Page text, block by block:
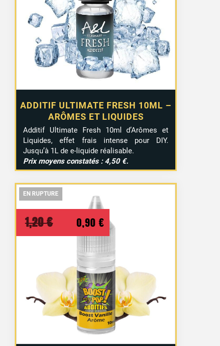
ADDITIF ULTIMATE FRESH 10ML –
ARÔMES ET LIQUIDES
Additif Ultimate Fresh 10ml d’Arômes et
Liquides, effet frais intense pour DIY.
Jusqu’à 1L de e-liquide réalisable.
Prix moyens constatés : 4,50 €.
EN RUPTURE
EN RUPTURE
1,20€
Le
prix
initial
était :
1,20 €.
0,90 € Le
prix
actuel
est :
0,90 €.
EN RUPTURE